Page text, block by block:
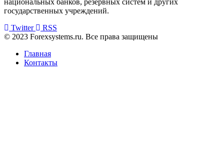
государственных учреждений.
Twitter
RSS
© 2023 Forexsystems.ru. Все права защищены
Главная
Контакты